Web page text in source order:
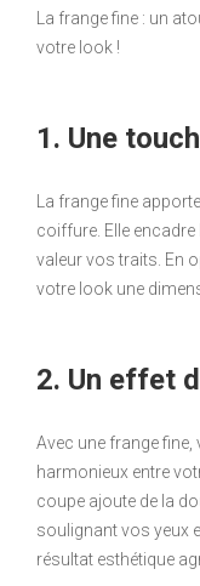
La frange fine : un
votre look !
1. Une
La frange fine
coiffure. Elle encadre
valeur vos traits. En
votre look une
2. Un effet
Avec une frange fine,
harmonieux entre
coupe ajoute de la
soulignant vos yeux
résultat esthétique